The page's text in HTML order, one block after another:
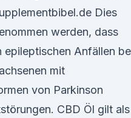
Dies
werden, dass
Anfällen
mit
von Parkinson
CBD Öl gilt als